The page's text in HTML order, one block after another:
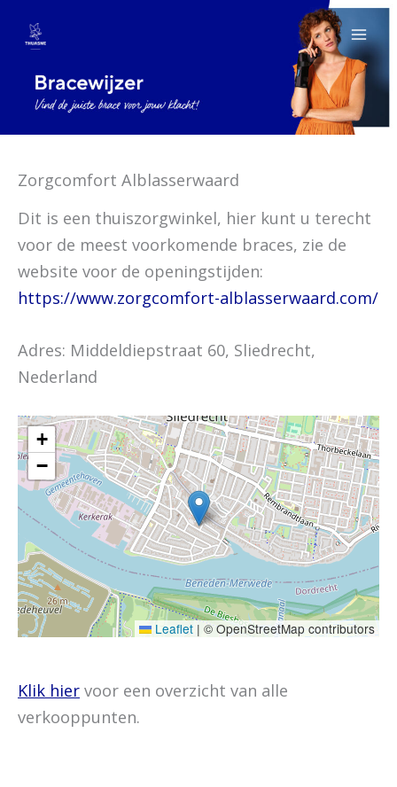
naar
inhoud
Zorgcomfort Alblasserwaard
Dit is een thuiszorgwinkel, hier kunt u terecht
voor de meest voorkomende braces, zie de
website voor de openingstijden:
https://www.zorgcomfort-alblasserwaard.com/
Adres: Middeldiepstraat 60, Sliedrecht,
Nederland
+
−
Leaflet | © OpenStreetMap contributors
Klik hier voor een overzicht van alle
verkooppunten.